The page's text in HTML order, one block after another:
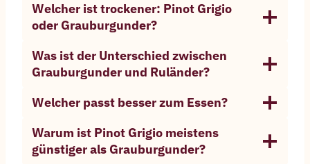
Welcher ist trockener: Pinot Grigio
oder Grauburgunder?
Was ist der Unterschied zwischen
Grauburgunder und Ruländer?
Welcher passt besser zum Essen?
Warum ist Pinot Grigio meistens
günstiger als Grauburgunder?